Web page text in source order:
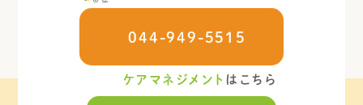
044-949-5515
ケアマネジメント はこちら